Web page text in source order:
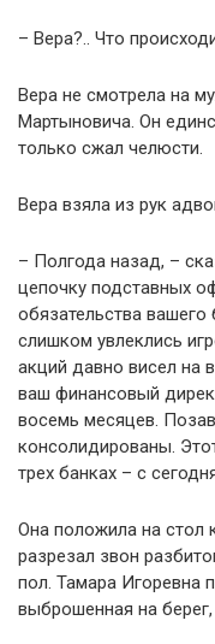
– Вера?.. Что
Вера не смотрела на
Мартыновича. Он
только сжал челюсти.
Вера взяла из рук
– Полгода назад, –
цепочку подставных
обязательства
слишком увлеклись
акций давно висел на
ваш финансовый
восемь месяцев.
консолидированы.
трех банках – с
Она положила на стол
разрезал звон
пол. Тамара Игоревна
выброшенная на берег,